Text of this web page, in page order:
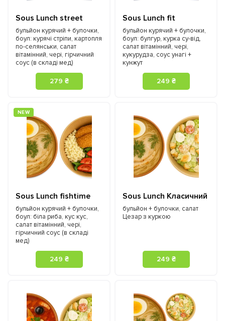
Sous Lunch street
бульйон курячий + булочки,
боул: курячі стріпи, картопля
по-селянськи, салат
вітамінний, чері, гірчичний
соус (в складі мед)
279 ₴
Sous Lunch fit
бульйон курячий + булочки,
боул: булгур, курка су-від,
салат вітамінний, чері,
кукурудза, соус унагі +
кунжут
249 ₴
NEW
Sous Lunch fishtime
бульйон курячий + булочки,
боул: біла риба, кус кус,
салат вітамінний, чері,
гірчичний соус (в складі
мед)
249 ₴
Sous Lunch Класичний
бульйон + булочки, салат
Цезар з куркою
249 ₴